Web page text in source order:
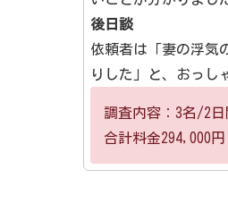
後日談
依頼者は「妻の浮気
りした」と、おっし
調査内容：3名/2日
合計料金294,000円